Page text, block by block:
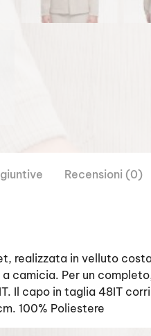
Recensioni (0)
realizzata in velluto
camicia. Per un
Il capo in taglia 48IT
100% Poliestere